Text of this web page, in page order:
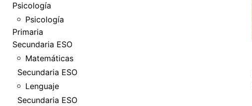
Psicología
Psicología
Primaria
Secundaria ESO
Matemáticas
Secundaria ESO
Lenguaje
Secundaria ESO